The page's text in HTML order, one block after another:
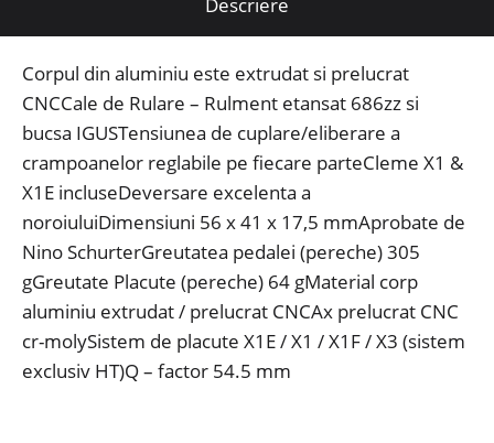
Descriere
Corpul din aluminiu este extrudat si prelucrat
CNCCale de Rulare – Rulment etansat 686zz si
bucsa IGUSTensiunea de cuplare/eliberare a
crampoanelor reglabile pe fiecare parteCleme X1 &
X1E incluseDeversare excelenta a
noroiuluiDimensiuni 56 x 41 x 17,5 mmAprobate de
Nino SchurterGreutatea pedalei (pereche) 305
gGreutate Placute (pereche) 64 gMaterial corp
aluminiu extrudat / prelucrat CNCAx prelucrat CNC
cr-molySistem de placute X1E / X1 / X1F / X3 (sistem
exclusiv HT)Q – factor 54.5 mm